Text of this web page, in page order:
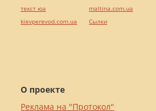
О проекте
Реклама на "Протокол"
текст юа
kievperevod.com.ua
maltina.com.ua
Cылки